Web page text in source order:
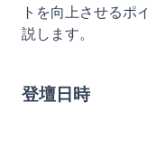
トを向上させるポ
説します。
登壇日時